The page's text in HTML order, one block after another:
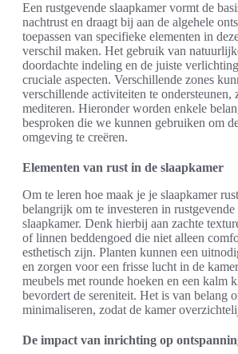
Een rustgevende slaapkamer vormt de
nachtrust en draagt bij aan de algehele
toepassen van specifieke elementen in
verschil maken. Het gebruik van
doordachte indeling en de juiste
cruciale aspecten. Verschillende zones
verschillende activiteiten te ondersteunen,
mediteren. Hieronder worden enkele
besproken die we kunnen gebruiken om
omgeving te creëren.
Elementen van rust in de slaapkamer
Om te leren hoe maak je je slaapkamer
belangrijk om te investeren in rustgevende
slaapkamer. Denk hierbij aan zachte
of linnen beddengoed die niet alleen
esthetisch zijn. Planten kunnen een
en zorgen voor een frisse lucht in de
meubels met rounde hoeken en een kalm
bevordert de sereniteit. Het is van belang
minimaliseren, zodat de kamer
De impact van inrichting op